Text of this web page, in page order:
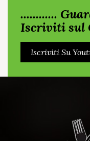
............
Iscriviti sul
Iscriviti Su